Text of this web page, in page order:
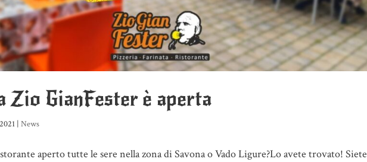
Zio GianFester è aperta
|News
aperto tutte le sere nella zona di Savona o Vado Ligure?Lo avete trovato! Siete